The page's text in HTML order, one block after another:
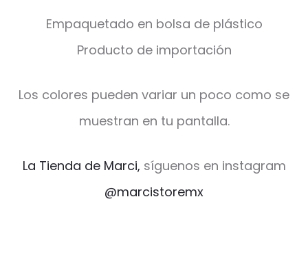
Empaquetado en bolsa de plástico
Producto de importación
Los colores pueden variar un poco como se
muestran en tu pantalla.
La Tienda de Marci, síguenos en instagram
@marcistoremx